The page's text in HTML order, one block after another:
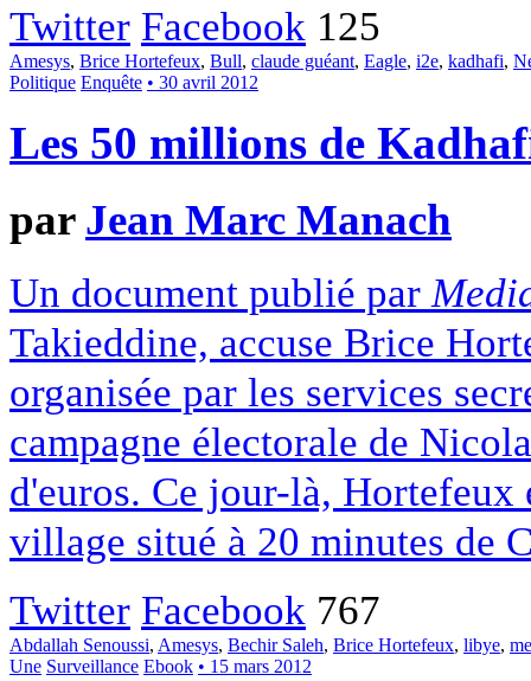
Twitter Facebook 125
Amesys, Brice Hortefeux, Bull, claude guéant, Eagle, i2e, kadhafi,
Politique Enquête • 30 avril 2012
Les 50 millions de
par Jean Marc Manach
Un document publié par
Takieddine, accuse Brice
organisée par les services
campagne électorale de
d'euros. Ce jour-là,
village situé à 20 minutes de
Twitter Facebook 767
Abdallah Senoussi, Amesys, Bechir Saleh, Brice Hortefeux, libye,
Une Surveillance Ebook • 15 mars 2012